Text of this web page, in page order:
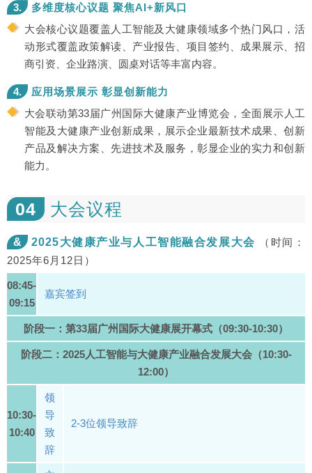
3.
多维度核心议题 聚焦AI+新风口
大会核心议题覆盖人工智能及大健康领域多个热门风口，活
动形式覆盖政策解读、产业报告、项目签约、成果展示、招
商引资、企业路演、圆桌对话等丰富内容。
4.
应用场景展示 彰显创新能力
大会联动第33届广州国际大健康产业博览会，全面展示人工
智能及大健康产业创新成果，展示企业最新技术成果、创新
产品及解决方案、先进技术及服务，彰显企业的实力和创新
能力。
04 大会议程
& 2025大健康产业与人工智能融合发展大会
（时间：
2025年6月12日）
08:45-
09:15
嘉宾签到
阶段一：第33届广州国际大健康展开幕式（09:30-10:30）
阶段二：2025人工智能与大健康产业融合发展大会（10:30-
12:00）
10:30-
10:40
领
导
致
辞
2-3位领导致辞